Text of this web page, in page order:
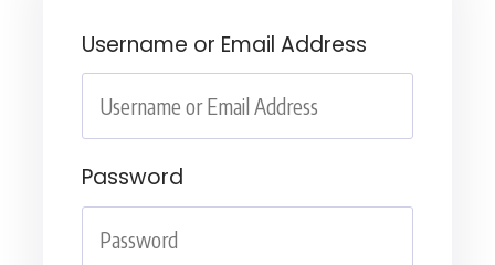
Username or Email Address
Password